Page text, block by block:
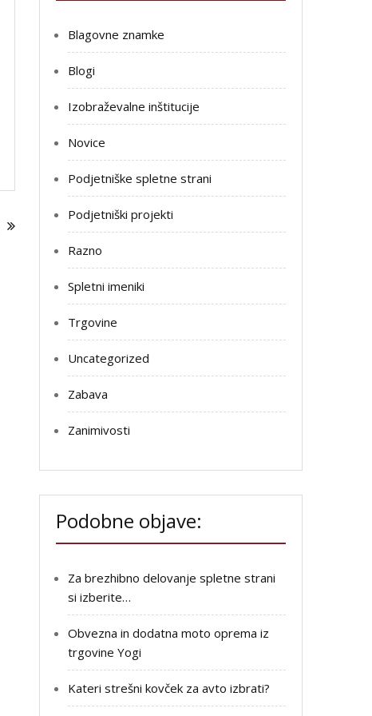
Blagovne znamke
Blogi
Izobraževalne inštitucije
Novice
Podjetniške spletne strani
Podjetniški projekti
Razno
Spletni imeniki
Trgovine
Uncategorized
Zabava
Zanimivosti
Podobne objave:
Za brezhibno delovanje spletne strani
si izberite…
Obvezna in dodatna moto oprema iz
trgovine Yogi
Kateri strešni kovček za avto izbrati?